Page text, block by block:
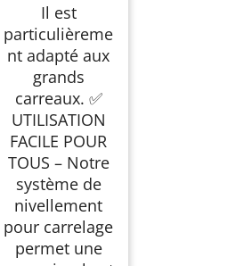
Il est
particulièreme
nt adapté aux
grands
carreaux. ✅
UTILISATION
FACILE POUR
TOUS – Notre
système de
nivellement
pour carrelage
permet une